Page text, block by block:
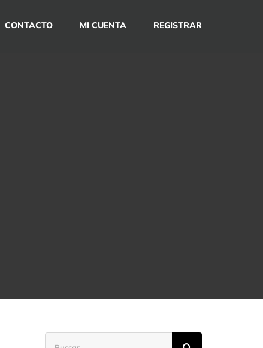
CONTACTO MI CUENTA REGISTRAR